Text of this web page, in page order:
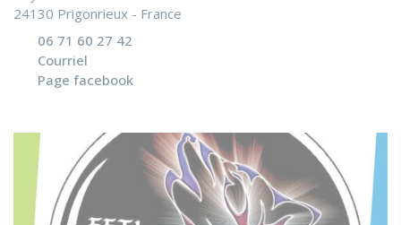
24130 Prigonrieux - France
06 71 60 27 42
Courriel
Page facebook